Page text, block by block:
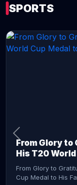
SPORTS
From Glory
His T20
From Glory to
Cup Medal to His